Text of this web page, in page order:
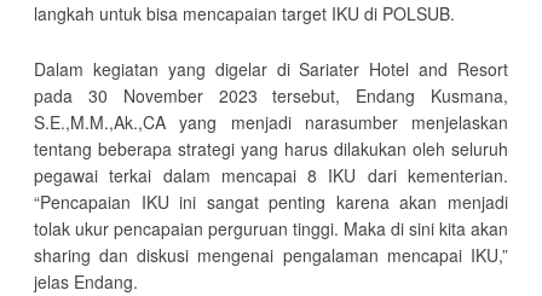
langkah untuk bisa mencapaian target IKU di POLSUB.
Dalam kegiatan yang digelar di Sariater Hotel and Resort
pada 30 November 2023 tersebut, Endang Kusmana,
S.E.,M.M.,Ak.,CA yang menjadi narasumber menjelaskan
tentang beberapa strategi yang harus dilakukan oleh seluruh
pegawai terkai dalam mencapai 8 IKU dari kementerian.
“Pencapaian IKU ini sangat penting karena akan menjadi
tolak ukur pencapaian perguruan tinggi. Maka di sini kita akan
sharing dan diskusi mengenai pengalaman mencapai IKU,”
jelas Endang.